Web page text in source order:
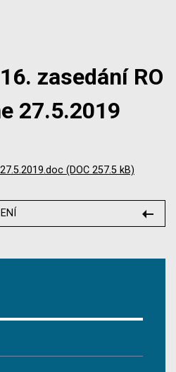
zasedání RO
27.5.2019
(DOC 257.5 kB)